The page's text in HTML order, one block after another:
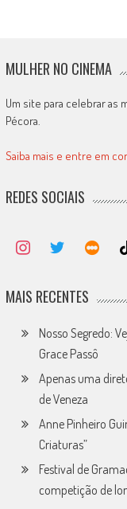
MULHER NO CINEMA
Um site para celebrar as
Pécora.
Saiba mais e entre em
REDES SOCIAIS
MAIS RECENTES
Nosso Segredo:
Grace Passô
Apenas uma
de Veneza
Anne Pinheiro
Criaturas”
Festival de
competição de